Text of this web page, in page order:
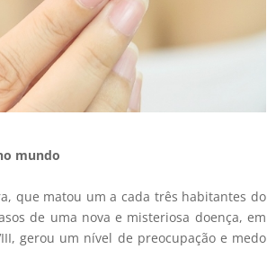
mundo
que matou um a cada três habitantes do
de uma nova e misteriosa doença, em
gerou um nível de preocupação e medo